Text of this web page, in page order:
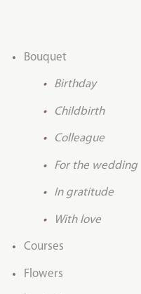
Bouquet
Birthday
Childbirth
Colleague
For the wedding
In gratitude
With love
Courses
Flowers